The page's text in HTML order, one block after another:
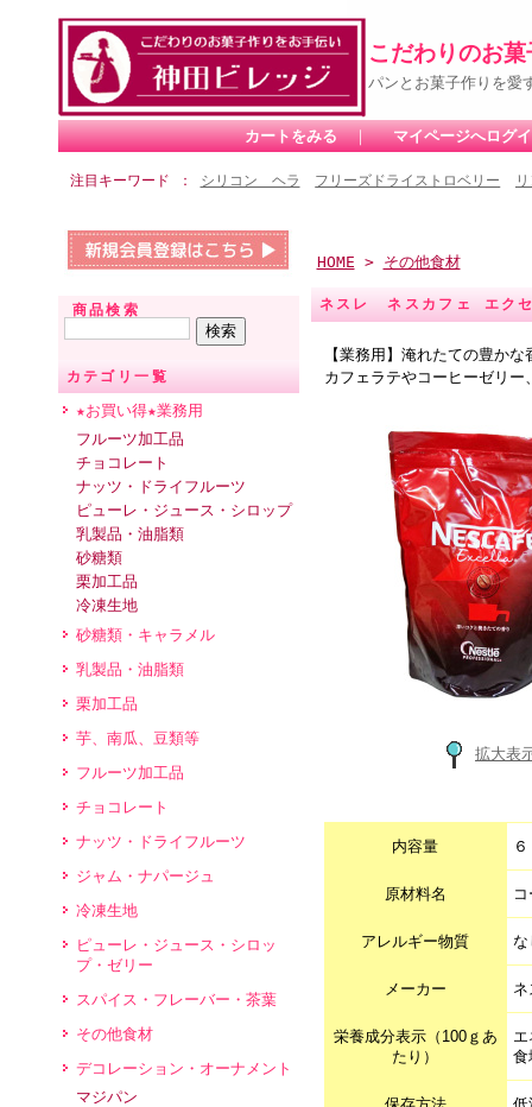
こだわりのお
パンとお菓子作りを愛
カートをみる ｜ マイページへログ
注目キーワード シリコン ヘラ フリーズドライストロベリー
商品検索
カテゴリ一覧
★お買い得★業務用
フルーツ加工品
チョコレート
ナッツ・ドライフルーツ
ピューレ・ジュース・シロップ
乳製品・油脂類
砂糖類
栗加工品
冷凍生地
砂糖類・キャラメル
乳製品・油脂類
栗加工品
芋、南瓜、豆類等
フルーツ加工品
チョコレート
ナッツ・ドライフルーツ
ジャム・ナパージュ
冷凍生地
ピューレ・ジュース・シロッ
プ・ゼリー
スパイス・フレーバー・茶葉
その他食材
デコレーション・オーナメント
マジパン
HOME > その他食材
ネスレ ネスカフェ エク
【業務用】淹れたての豊か
カフェラテやコーヒーゼリ
拡大表
内容量
原材料名
アレルギー物質 な
メーカー
栄養成分表示（100ｇあ
たり）
食
保存方法
低